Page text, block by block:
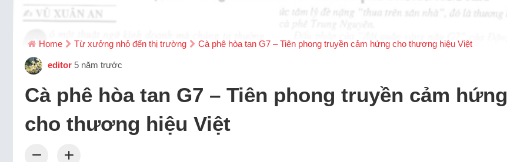
Home Từ xưởng nhỏ đến thị trường Cà phê hòa tan G7 – Tiên phong truyền cảm hứng cho thương hiệu Việt
editor 5 năm trước
Cà phê hòa tan G7 – Tiên phong truyền cảm hứng
cho thương hiệu Việt